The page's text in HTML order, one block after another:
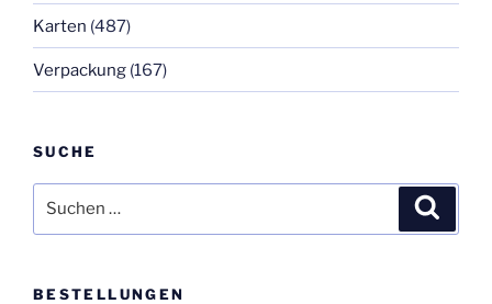
Karten (487)
Verpackung (167)
SUCHE
nach:
BESTELLUNGEN